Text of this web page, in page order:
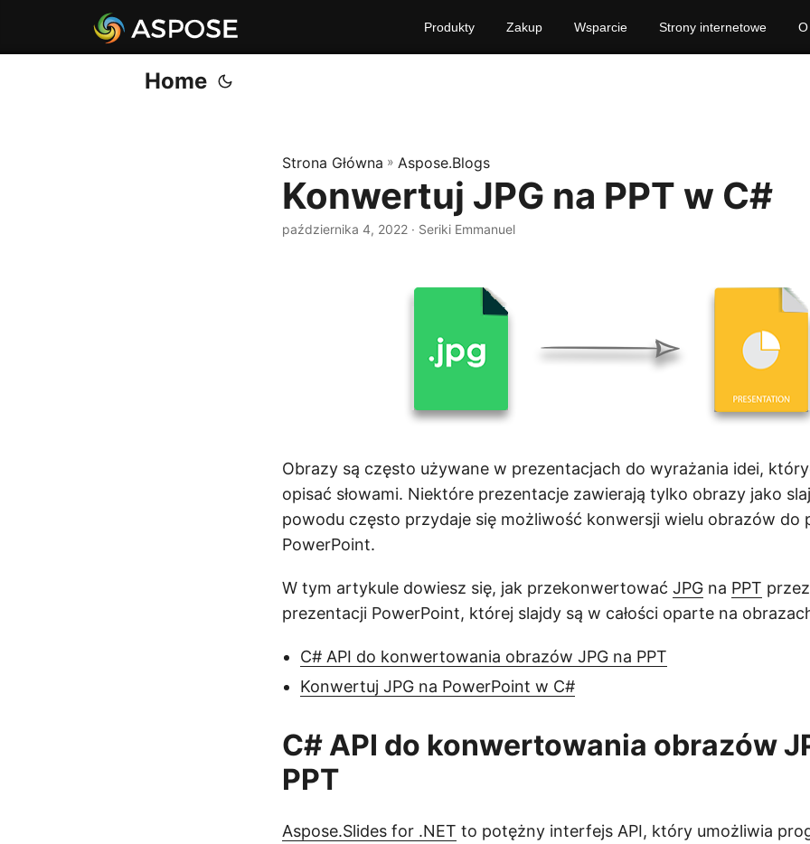
Produkty Zakup Wsparcie Strony internetowe
Home
Strona Główna » Aspose.Blogs
Konwertuj JPG na PPT w C#
października 4, 2022 · Seriki Emmanuel
Obrazy są często używane w prezentacjach do wyrażania idei,
opisać słowami. Niektóre prezentacje zawierają tylko obrazy jako
powodu często przydaje się możliwość konwersji wielu obrazów do
PowerPoint.
W tym artykule dowiesz się, jak przekonwertować JPG na PPT
prezentacji PowerPoint, której slajdy są w całości oparte na
C# API do konwertowania obrazów JPG na PPT
Konwertuj JPG na PowerPoint w C#
C# API do konwertowania obrazów
PPT
Aspose.Slides for .NET to potężny interfejs API, który umożliwia